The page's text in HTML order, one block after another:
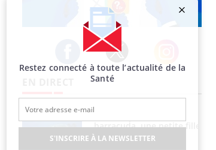
Facebook Twitter Instagram
barracuda, une petite fille
secourue grâce à un
réflexe essentiel
Restez connecté à toute l’actualité de la
Santé
S'INSCRIRE À LA NEWSLETTER